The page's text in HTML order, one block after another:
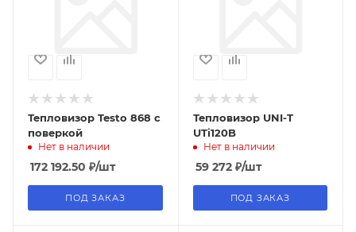
Тепловизор Testo 868 с
поверкой
Нет в наличии
172 192.50 ₽/шт
ПОД ЗАКАЗ
Тепловизор UNI-T
UTi120B
Нет в наличии
59 272₽/шт
ПОД ЗАКАЗ